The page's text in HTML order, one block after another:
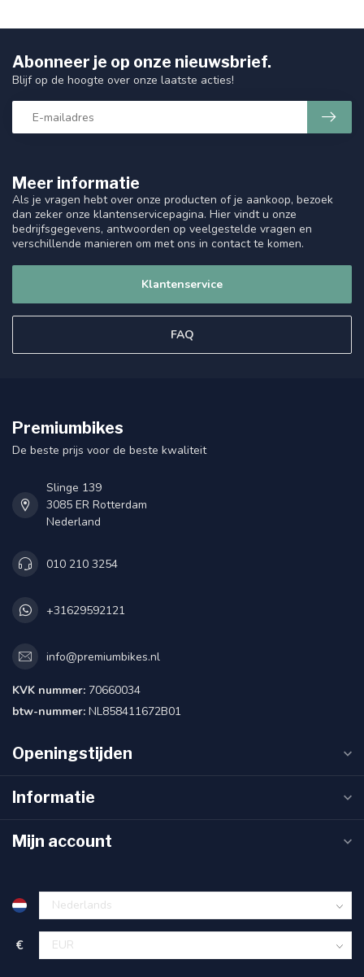
Meer informatie
Als je vragen hebt over onze producten of je aankoop, bezoek
dan zeker onze klantenservicepagina. Hier vindt u onze
bedrijfsgegevens, antwoorden op veelgestelde vragen en
verschillende manieren om met ons in contact te komen.
Klantenservice
FAQ
Abonneer je op onze nieuwsbrief.
Blijf op de hoogte over onze laatste acties!
Premiumbikes
De beste prijs voor de beste kwaliteit
Slinge 139
3085 ER Rotterdam
Nederland
010 210 3254
+31629592121
info@premiumbikes.nl
KVK nummer: 70660034
btw-nummer: NL858411672B01
Openingstijden
Informatie
Mijn account
€